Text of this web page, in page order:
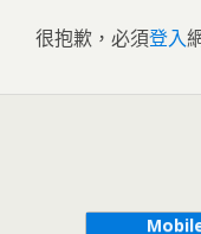
很抱歉，必須登入